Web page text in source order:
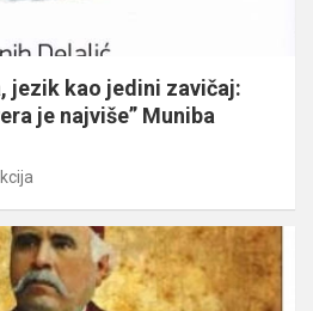
jezik kao jedini zavičaj:
je najviše” Muniba